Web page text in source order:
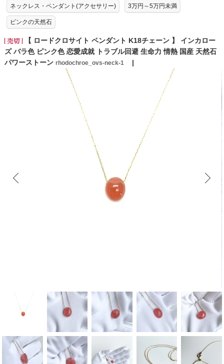
ネックレス・ペンダント(アクセサリー) 3万円～5万円未満
ピンクの天然石
【 ロードクロサイト ペンダント K18チェーン 】 インカロー
ズ バラ色 ピンク色 恋愛成就 トラブル回避 生命力 情熱 国産 天然石
パワーストーン rhodochroe_ovs-neck-1